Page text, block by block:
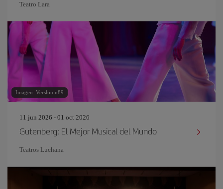
Teatro Lara
Imagen: Vershinin89
11 jun 2026 - 01 oct 2026
Gutenberg: El Mejor Musical del Mundo
Teatros Luchana